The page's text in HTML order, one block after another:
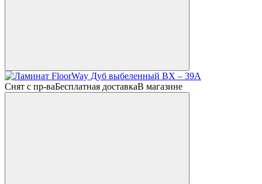
Снят с пр-ваБесплатная доставкаВ магазине